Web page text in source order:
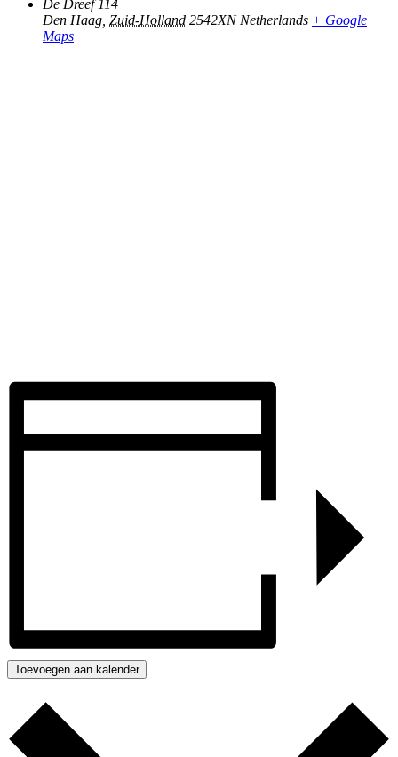
De Dreef 114
Den Haag Zuid-Holland 2542XN Netherlands + Google
Maps
Toevoegen aan kalender